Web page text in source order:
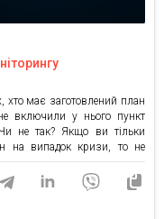
має заготовлений план
включили у нього пункт
не так? Якщо ви тільки
на випадок кризи, то не
досвіду клієнтів LOOQME